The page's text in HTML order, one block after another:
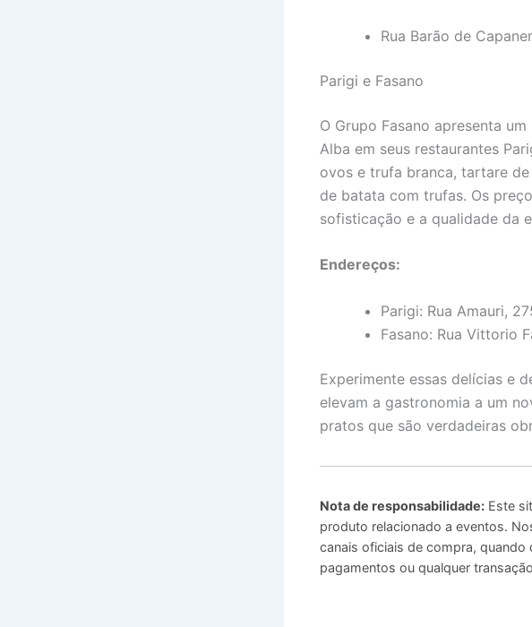
Rua Barão de
Parigi e Fasano
O Grupo Fasano apresenta
Alba em seus restaurantes
ovos e trufa branca, tartare
de batata com trufas. Os
sofisticação e a qualidade da
Endereços:
Parigi: Rua Amauri,
Fasano: Rua Vittorio
Experimente essas delícias e
elevam a gastronomia a um
pratos que são verdadeiras
Nota de responsabilidade: Este
produto relacionado a eventos.
canais oficiais de compra,
pagamentos ou qualquer